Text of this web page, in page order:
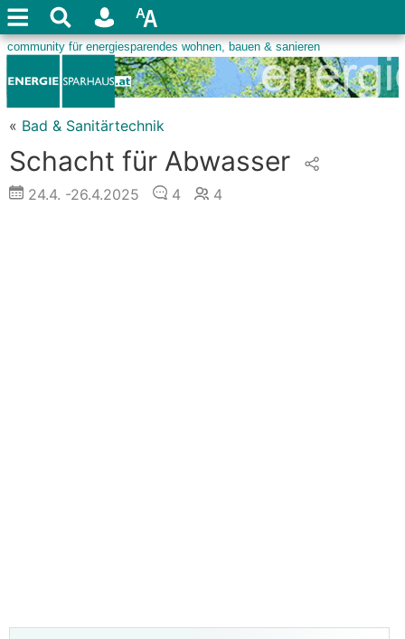
« Bad & Sanitärtechnik
Schacht für Abwasser
24.4. -26.4.2025 4 4